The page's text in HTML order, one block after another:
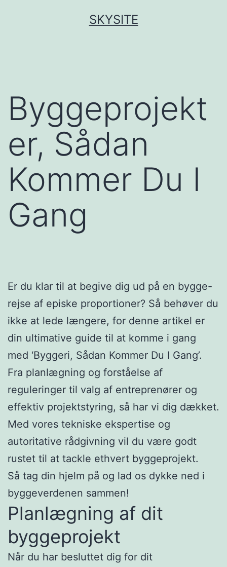
SKYSITE
Byggeprojekt
er, Sådan
Kommer Du I
Gang
Er du klar til at begive dig ud på en bygge-
rejse af episke proportioner? Så behøver du
ikke at lede længere, for denne artikel er
din ultimative guide til at komme i gang
med ‘Byggeri, Sådan Kommer Du I Gang’.
Fra planlægning og forståelse af
reguleringer til valg af entreprenører og
effektiv projektstyring, så har vi dig dækket.
Med vores tekniske ekspertise og
autoritative rådgivning vil du være godt
rustet til at tackle ethvert byggeprojekt.
Så tag din hjelm på og lad os dykke ned i
byggeverdenen sammen!
Planlægning af dit
byggeprojekt
Når du har besluttet dig for dit